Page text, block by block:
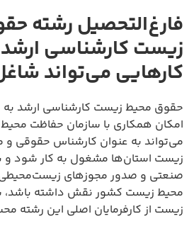
فارغ‌التحصیل رشته
زیست کارشناسی
کارهایی می‌تواند
حقوق محیط زیست کارشناسی ارشد به
امکان همکاری با سازمان حفاظت
می‌تواند به عنوان کارشناس حقوقی و
زیست استان‌ها مشغول به کار شود و
صنعتی و صدور مجوزهای زیست‌محیطی
محیط زیست کشور نقش داشته باشد،
زیست از کارفرمایان اصلی این